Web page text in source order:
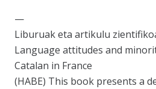
—
Liburuak eta artikulu
Language attitudes and
Catalan in France
(HABE) This book presents a